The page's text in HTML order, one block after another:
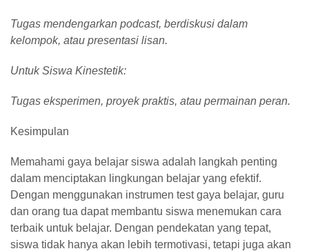
Tugas mendengarkan podcast, berdiskusi dalam
kelompok, atau presentasi lisan.
Untuk Siswa Kinestetik:
Tugas eksperimen, proyek praktis, atau permainan peran.
Kesimpulan
Memahami gaya belajar siswa adalah langkah penting
dalam menciptakan lingkungan belajar yang efektif.
Dengan menggunakan instrumen test gaya belajar, guru
dan orang tua dapat membantu siswa menemukan cara
terbaik untuk belajar. Dengan pendekatan yang tepat,
siswa tidak hanya akan lebih termotivasi, tetapi juga akan